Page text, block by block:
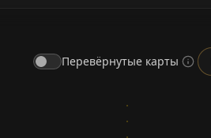
Перевёрнутые карты